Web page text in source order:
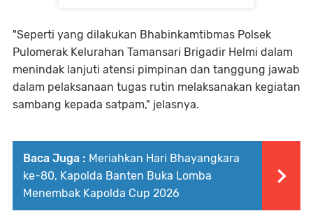
"Seperti yang dilakukan Bhabinkamtibmas Polsek
Pulomerak Kelurahan Tamansari Brigadir Helmi dalam
menindak lanjuti atensi pimpinan dan tanggung jawab
dalam pelaksanaan tugas rutin melaksanakan kegiatan
sambang kepada satpam," jelasnya.
Baca Juga : Meriahkan Hari Bhayangkara
ke-80, Kapolda Banten Buka Lomba
Menembak Kapolda Cup 2026